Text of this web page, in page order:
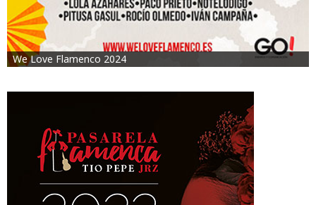
We Love Flamenco 2024